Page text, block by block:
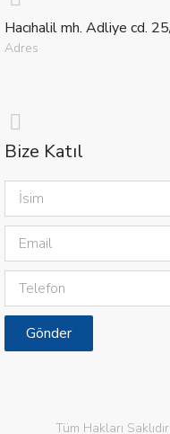
Hacıhalil mh. Adliye cd.
Adres
Bize Katıl
Gönder
Tüm Hakları